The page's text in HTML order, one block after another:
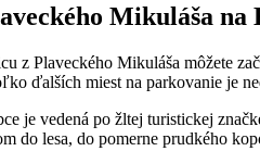
Mikuláša na
z Plaveckého Mikuláša môžete
ďalších miest na parkovanie je
je vedená po žltej turistickej
do lesa, do pomerne prudkého